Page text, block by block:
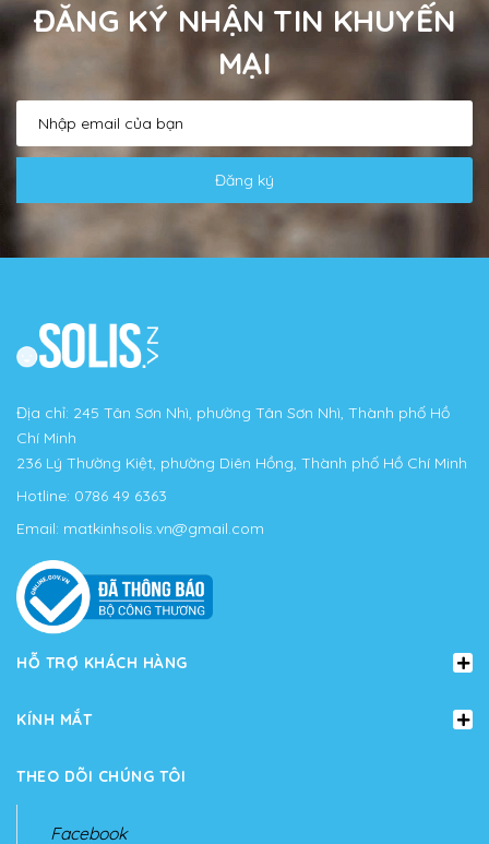
ĐĂNG KÝ NHẬN TIN KHUYẾN
MẠI
Đăng ký
Địa chỉ: 245 Tân Sơn Nhì, phường Tân Sơn Nhì, Thành phố Hồ
Chí Minh
236 Lý Thường Kiệt, phường Diên Hồng, Thành phố Hồ Chí Minh
Hotline: 0786 49 6363
Email: matkinhsolis.vn@gmail.com
HỖ TRỢ KHÁCH HÀNG
KÍNH MẮT
THEO DÕI CHÚNG TÔI
Facebook